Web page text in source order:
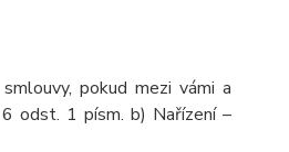
pokud mezi vámi a
6 odst. 1 písm. b) Nařízení –